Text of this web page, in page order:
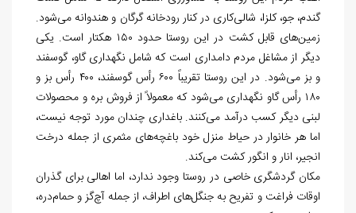
گندم، جو، کلزا، شالی‌کاری در کنار رودخانه گرگان و هندوانه می‌شود.
زمین‌های قابل کشت در این روستا حدود ۱۵۰ هکتار است. یکی
دیگر از مشاغل مردم دامداری است که شامل نگهداری گاو، گوسفند
و بز می‌شود. در این روستا تقریباً ۶۰۰ رأس گوسفند، ۴۰۰ رأس بز و
۱۸۰ رأس گاو نگهداری می‌شود که معمولاً از فروش بره و محصولات
لبنی دیگر کسب درآمد می‌کنند. باغداری چندان مورد توجه نیست،
اما هر خانوار در حیاط منزل خود باغچه‌های مثمری از جمله درخت
انجیر، انار و انگور کشت می‌کند.
مکان گردشگری خاصی در روستا وجود ندارد، اما اهالی برای گذران
اوقات فراغت و تفریح به جنگل‌های اطراف، از جمله آچ‌گز و حمام‌دره،